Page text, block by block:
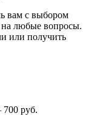
вам с выбором
на любые вопросы.
или получить
700 руб.